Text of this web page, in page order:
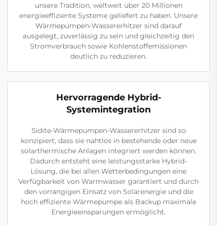
unsere Tradition, weltweit über 20 Millionen
energieeffiziente Systeme geliefert zu haben. Unsere
Wärmepumpen-Wassererhitzer sind darauf
ausgelegt, zuverlässig zu sein und gleichzeitig den
Stromverbrauch sowie Kohlenstoffemissionen
deutlich zu reduzieren.
Hervorragende Hybrid-
Systemintegration
Sidite-Wärmepumpen-Wassererhitzer sind so
konzipiert, dass sie nahtlos in bestehende oder neue
solarthermische Anlagen integriert werden können.
Dadurch entsteht eine leistungsstarke Hybrid-
Lösung, die bei allen Wetterbedingungen eine
Verfügbarkeit von Warmwasser garantiert und durch
den vorrangigen Einsatz von Solarenergie und die
hoch effiziente Wärmepumpe als Backup maximale
Energieeinsparungen ermöglicht.